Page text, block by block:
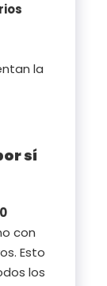
la
sí
con
Esto
los